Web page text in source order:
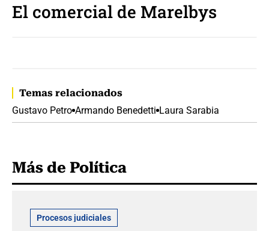
El comercial de Marelbys
Temas relacionados
Gustavo Petro Armando Benedetti Laura Sarabia
Más de Política
Procesos judiciales